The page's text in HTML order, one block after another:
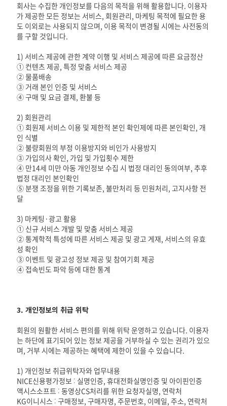
회사는 수집한 개인정보를 다음의 목적을 위해 활용합니다. 이용자
가 제공한 모든 정보는 서비스, 회원관리, 마케팅 목적에 필요한 용
도 이외로는 사용되지 않으며, 이용 목적이 변경될 시에는 사전동의
를 구할 것입니다.
1) 서비스 제공에 관한 계약 이행 및 서비스 제공에 따른 요금정산
① 컨텐츠 제공, 특정 맞춤 서비스 제공
② 물품배송
③ 거래 본인 인증 및 서비스
④ 구매 및 요금 결제, 환불 등
2) 회원관리
① 회원제 서비스 이용 및 제한적 본인 확인제에 따른 본인확인, 개
인 식별
② 불량회원의 부정 이용방지와 비인가 사용방지
③ 가입의사 확인, 가입 및 가입횟수 제한
④ 만14세 미만 아동 개인정보 수집 시 법정 대리인 동의여부, 추후
법정 대리인 본인확인
⑤ 분쟁 조정을 위한 기록보존, 불만처리 등 민원처리, 고지사항 전
달
3) 마케팅·광고 활용
① 신규 서비스 개발 및 맞춤 서비스 제공
② 통계학적 특성에 따른 서비스 제공 및 광고 게재, 서비스의 유효
성 확인
③ 이벤트 및 광고성 정보 제공 및 참여기회 제공
④ 접속빈도 파악 등에 대한 통계
3. 개인정보의 취급 위탁
회원의 원활한 서비스 편의를 위해 위탁 운영하고 있습니다. 이용자
는 하단에 표기되어 있는 정보 제공을 거부하실 수 있는 권리가 있으
며, 거부 시에는 제공하는 혜택에 제한이 있을 수 있습니다.
1) 개인정보 취급위탁자와 업무내용
NICE신용평가정보 : 실명인증, 휴대전화실명인증 및 아이핀인증
액시스소프트 : 동영상CS처리를 위한 요청자실명, 연락처
KG이니시스 : 구매정보, 구매자명, 주문번호, 이메일, 주소, 연락처